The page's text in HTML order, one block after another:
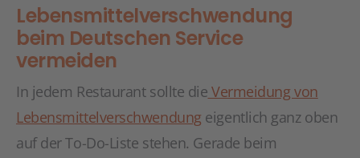
Lebensmittelverschwendung
beim Deutschen Service
vermeiden
In jedem Restaurant sollte die Vermeidung von
Lebensmittelverschwendung eigentlich ganz oben
auf der To-Do-Liste stehen. Gerade beim